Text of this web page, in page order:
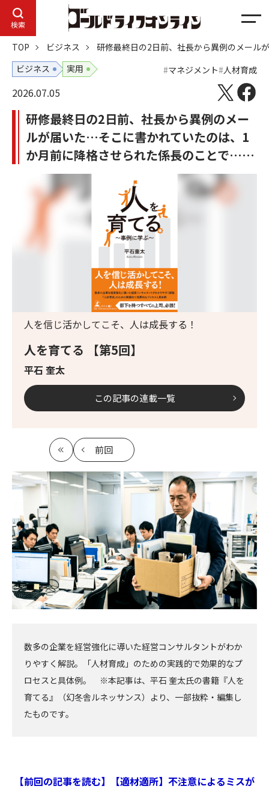
検索
メ
ュ
ー
TOP ビジネス
研修最終日の2日前、社長から異例のメー
ビジネス
実用 マネジメント 人材育成
2026.07.05
研修最終日の2日前、社長から異例のメー
ルが届いた…そこに書かれていたのは、1
か月前に降格させられた係長のことで……
人を育てる 【第5回】
平石 奎太
人を信じ活かしてこそ、人は成長する！
この記事の連載一覧
最
初
前回
記
事
へ
数多の企業を経営強化に導いた経営コンサルタントがわか
りやすく解説。「人材育成」のための実践的で効果的なプ
ロセスと具体例。 ※本記事は、平石 奎太氏の書籍『人を
育てる』（幻冬舎ルネッサンス）より、一部抜粋・編集し
たものです。
【前回の記事を読む】【適材適所】不注意によるミスが